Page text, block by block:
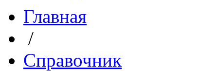
Главная
/
Справочник